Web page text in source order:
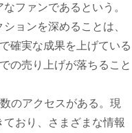
ファンであるという。
ョンを深めることは、
確実な成果を上げている
の売り上げが落ちること
のアクセスがある。現
おり、さまざまな情報